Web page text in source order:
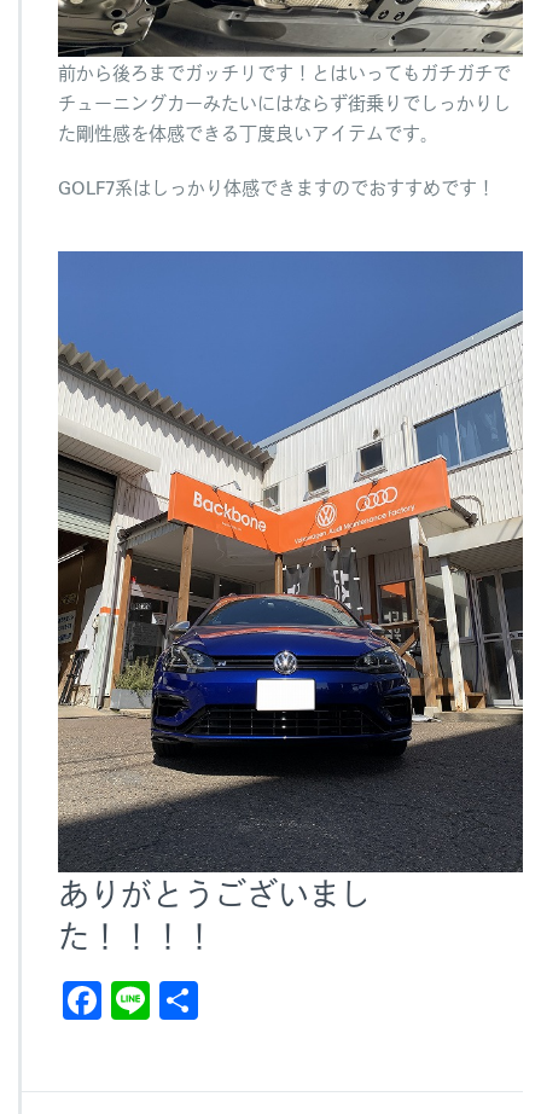
前から後ろまでガッチリです！とはいってもガチガチで
チューニングカーみたいにはならず街乗りでしっかりし
た剛性感を体感できる丁度良いアイテムです。
GOLF7系はしっかり体感できますのでおすすめです！
ありがとうございまし
た！！！！
F
c
Li
e